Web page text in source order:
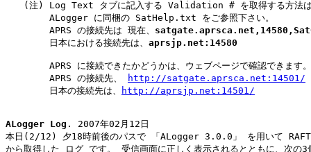
(注) Log Text タブに記入する Validation # を取得する方法
ALogger に同梱の SatHelp.txt をご参照下さい。
APRS の接続先は 現在、
日本における接続先は、 aprsjp.net:14580
APRS に接続できたかどうかは、ウェブページで確認できます。
APRS の接続先、
http://satgate.aprsca.net:14501/
日本の接続先は、
http://aprsjp.net:14501/
ALogger Log . 2007年02月12日
本日(2/12) 夕18時前後のパスで 「ALogger 3.0.0」 を用いて
から取得した ログ です。 受信画面に正しく表示されるとともに、次の3